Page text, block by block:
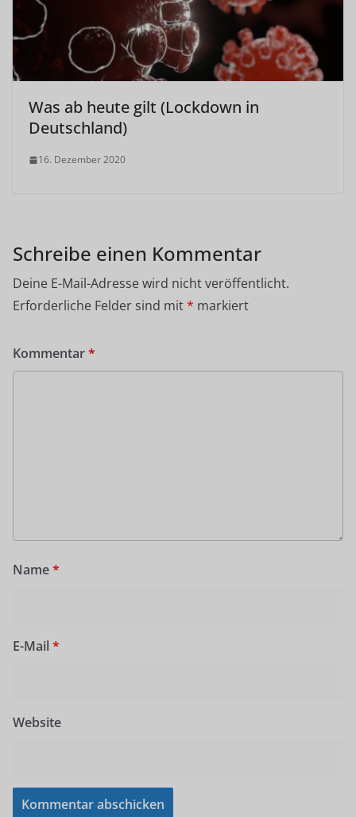
Was ab heute gilt (Lockdown in
Deutschland)
16. Dezember 2020
Schreibe einen Kommentar
Deine E-Mail-Adresse wird nicht veröffentlicht.
Erforderliche Felder sind mit* markiert
Kommentar*
Name*
E-Mail *
Website